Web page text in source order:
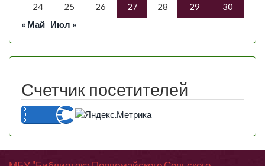
24 25 26 27 28 29
30
« Май Июл »
Счетчик посетителей